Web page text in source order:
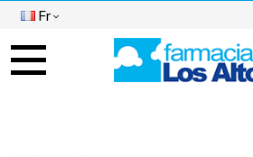
Fr
Basculer